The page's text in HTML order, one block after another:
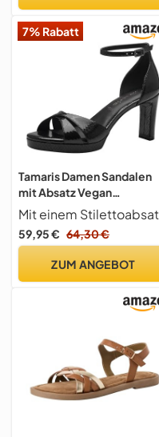
7% Rabatt
Tamaris Damen Sandalen
mit Absatz Vegan
Blockabsatz;
BLACK/schwarz; 39
59,95 € 64,30 €
ZUM ANGEBOT